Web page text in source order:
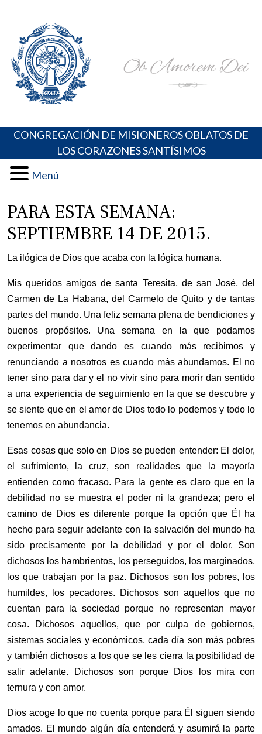
content
Portal de los Padres Oblatos. Advocaciones Marianas,
Oraciones, Música religiosa y más
CONGREGACIÓN DE MISIONEROS OBLATOS DE
LOS CORAZONES SANTÍSIMOS
Menú
PARA ESTA SEMANA:
SEPTIEMBRE 14 DE 2015.
La ilógica de Dios que acaba con la lógica humana.
Mis queridos amigos de santa Teresita, de san José, del
Carmen de La Habana, del Carmelo de Quito y de tantas
partes del mundo. Una feliz semana plena de bendiciones y
buenos propósitos. Una semana en la que podamos
experimentar que dando es cuando más recibimos y
renunciando a nosotros es cuando más abundamos. El no
tener sino para dar y el no vivir sino para morir dan sentido
a una experiencia de seguimiento en la que se descubre y
se siente que en el amor de Dios todo lo podemos y todo lo
tenemos en abundancia.
Esas cosas que solo en Dios se pueden entender: El dolor,
el sufrimiento, la cruz, son realidades que la mayoría
entienden como fracaso. Para la gente es claro que en la
debilidad no se muestra el poder ni la grandeza; pero el
camino de Dios es diferente porque la opción que Él ha
hecho para seguir adelante con la salvación del mundo ha
sido precisamente por la debilidad y por el dolor. Son
dichosos los hambrientos, los perseguidos, los marginados,
los que trabajan por la paz. Dichosos son los pobres, los
humildes, los pecadores. Dichosos son aquellos que no
cuentan para la sociedad porque no representan mayor
cosa. Dichosos aquellos, que por culpa de gobiernos,
sistemas sociales y económicos, cada día son más pobres
y también dichosos a los que se les cierra la posibilidad de
salir adelante. Dichosos son porque Dios los mira con
ternura y con amor.
Dios acoge lo que no cuenta porque para Él siguen siendo
amados. El mundo algún día entenderá y asumirá la parte